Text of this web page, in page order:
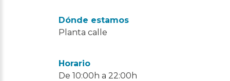
Dónde estamos
Planta calle
Horario
De 10:00h a 22:00h